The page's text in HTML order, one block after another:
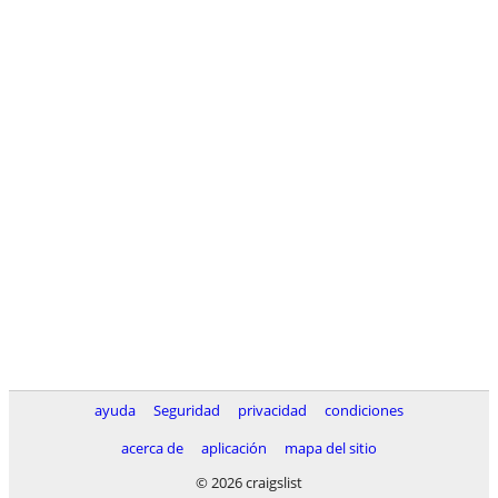
ayuda Seguridad privacidad
condiciones
acerca de
aplicación
mapa del sitio
© 2026 craigslist